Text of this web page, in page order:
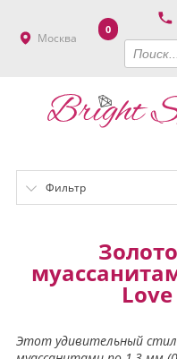
Москва
0
Фильтр
Этот удивительный